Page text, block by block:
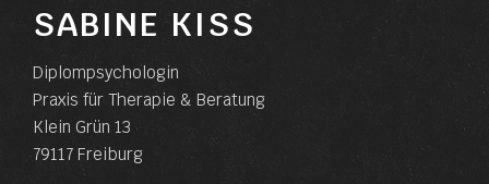
SABINE KISS
Diplompsychologin
Praxis für Therapie & Beratung
Klein Grün 13
79117 Freiburg